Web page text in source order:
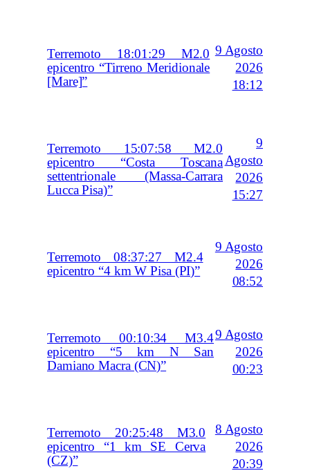
Terremoto 18:01:29 M2.0
epicentro “Tirreno Meridionale
[Mare]”
9 Agosto
2026
18:12
Terremoto 15:07:58 M2.0
epicentro “Costa Toscana
settentrionale (Massa-Carrara
Lucca Pisa)”
9
Agosto
2026
15:27
Terremoto 08:37:27 M2.4
epicentro “4 km W Pisa (PI)”
9 Agosto
2026
08:52
Terremoto 00:10:34 M3.4
epicentro “5 km N San
Damiano Macra (CN)”
9 Agosto
2026
00:23
Terremoto 20:25:48 M3.0
epicentro “1 km SE Cerva
(CZ)”
8 Agosto
2026
20:39